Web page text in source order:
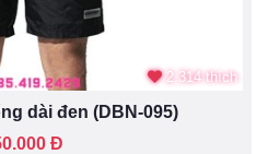
2.314 thích
dài đen (DBN-095)
Đ